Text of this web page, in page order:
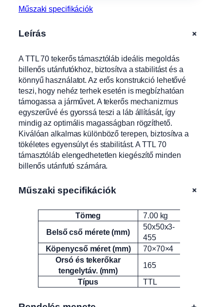
,
e
e
l
ő
c
s
o
m
a
g
g
a
,
Műszaki specifikációk
Leírás +
A TTL 70 tekerős támasztóláb ideális megoldás
billenős utánfutókhoz, biztosítva a stabilitást és a
könnyű használatot. Az erős konstrukció lehetővé
teszi, hogy nehéz terhek esetén is megbízhatóan
támogassa a járművet. A tekerős mechanizmus
egyszerűvé és gyorssá teszi a láb állítását, így
mindig az optimális magasságban rögzíthető.
Kiválóan alkalmas különböző terepen, biztosítva a
tökéletes egyensúlyt és stabilitást. A TTL 70
támasztóláb elengedhetetlen kiegészítő minden
billenős utánfutó számára.
Műszaki specifikációk +
Attribútumok Érték
Tömeg
7.00 kg
Belső cső mérete (mm)
50x50x3-
455
Köpenycső méret (mm)
70×70×4
Orsó és tekerőkar
tengelytáv. (mm)
165
Típus
TTL